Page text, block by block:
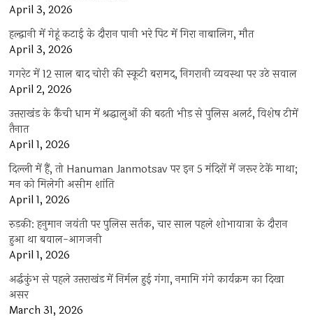
April 3, 2026
हल्द्वानी में गेहूं कटाई के दौरान पानी भरे पिट में गिरा नाबालिग, मौत
April 3, 2026
गगरेट में 12 साल बाद चोरी की स्कूटी बरामद, निगरानी व्यवस्था पर उठे सवाल
April 2, 2026
उत्तराखंड के कैंची धाम में श्रद्धालुओं की बढ़ती भीड़ से पुलिस अलर्ट, विशेष टीमें
तैनात
April 1, 2026
दिल्ली में हैं, तो Hanuman Janmotsav पर इन 5 मंदिरों में जरूर टेकें माथा;
मन को मिलेगी असीम शांति
April 1, 2026
रुड़की: हनुमान जयंती पर पुलिस सर्तक, चार साल पहले शोभायात्रा के दौरान
हुआ था बवाल-आगजनी
April 1, 2026
अर्द्धकुंभ से पहले उत्तराखंड में निर्मल हुई गंगा, नमामि गंगे कार्यक्रम का दिखा
असर
March 31, 2026